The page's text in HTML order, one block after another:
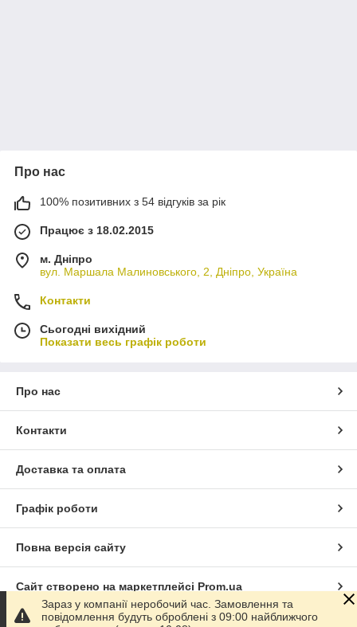
Про нас
100% позитивних з 54 відгуків за рік
Працює з 18.02.2015
м. Дніпро
вул. Маршала Малиновського, 2, Дніпро, Україна
Контакти
Сьогодні вихідний
Показати весь графік роботи
Про нас
Контакти
Доставка та оплата
Графік роботи
Повна версія сайту
Сайт створено на маркетплейсі Prom.ua
Зараз у компанії неробочий час. Замовлення та
повідомлення будуть оброблені з 09:00 найближчого